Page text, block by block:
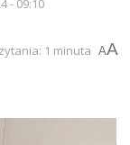
- 09:10
1 minuta
AA